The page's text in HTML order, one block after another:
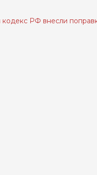
кодекс РФ внесли